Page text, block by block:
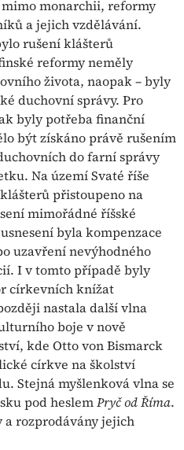
monarchii, reformy
a jejich vzdělávání.
rušení klášterů
reformy neměly
života, naopak – byly
duchovní správy. Pro
byly potřeba finanční
být získáno právě rušením
do farní správy
Na území Svaté říše
přistoupeno na
mimořádné říšské
byla kompenzace
uzavření nevýhodného
I v tomto případě byly
církevních knížat
nastala další vlna
boje v nově
kde Otto von Bismarck
církve na školství
Stejná myšlenková vlna se
pod heslemPryč od Říma.
a rozprodávány jejich